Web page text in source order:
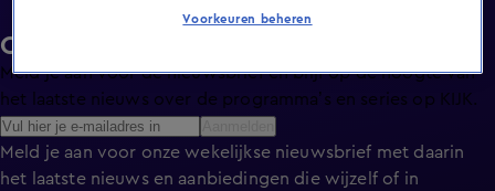
Ontvang de KIJK-nieuwsbrief
Meld je aan voor de nieuwsbrief en blijf op de hoogte van
het laatste nieuws over de programma’s en series op KIJK.
Meld je aan voor onze wekelijkse nieuwsbrief met daarin
het laatste nieuws en aanbiedingen die wijzelf of in
Voorkeuren beheren